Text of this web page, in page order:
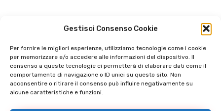
Gestisci Consenso Cookie
Per fornire le migliori esperienze, utilizziamo tecnologie come i cookie
per memorizzare e/o accedere alle informazioni del dispositivo. Il
consenso a queste tecnologie ci permetterà di elaborare dati come il
comportamento di navigazione o ID unici su questo sito. Non
acconsentire o ritirare il consenso può influire negativamente su
alcune caratteristiche e funzioni.